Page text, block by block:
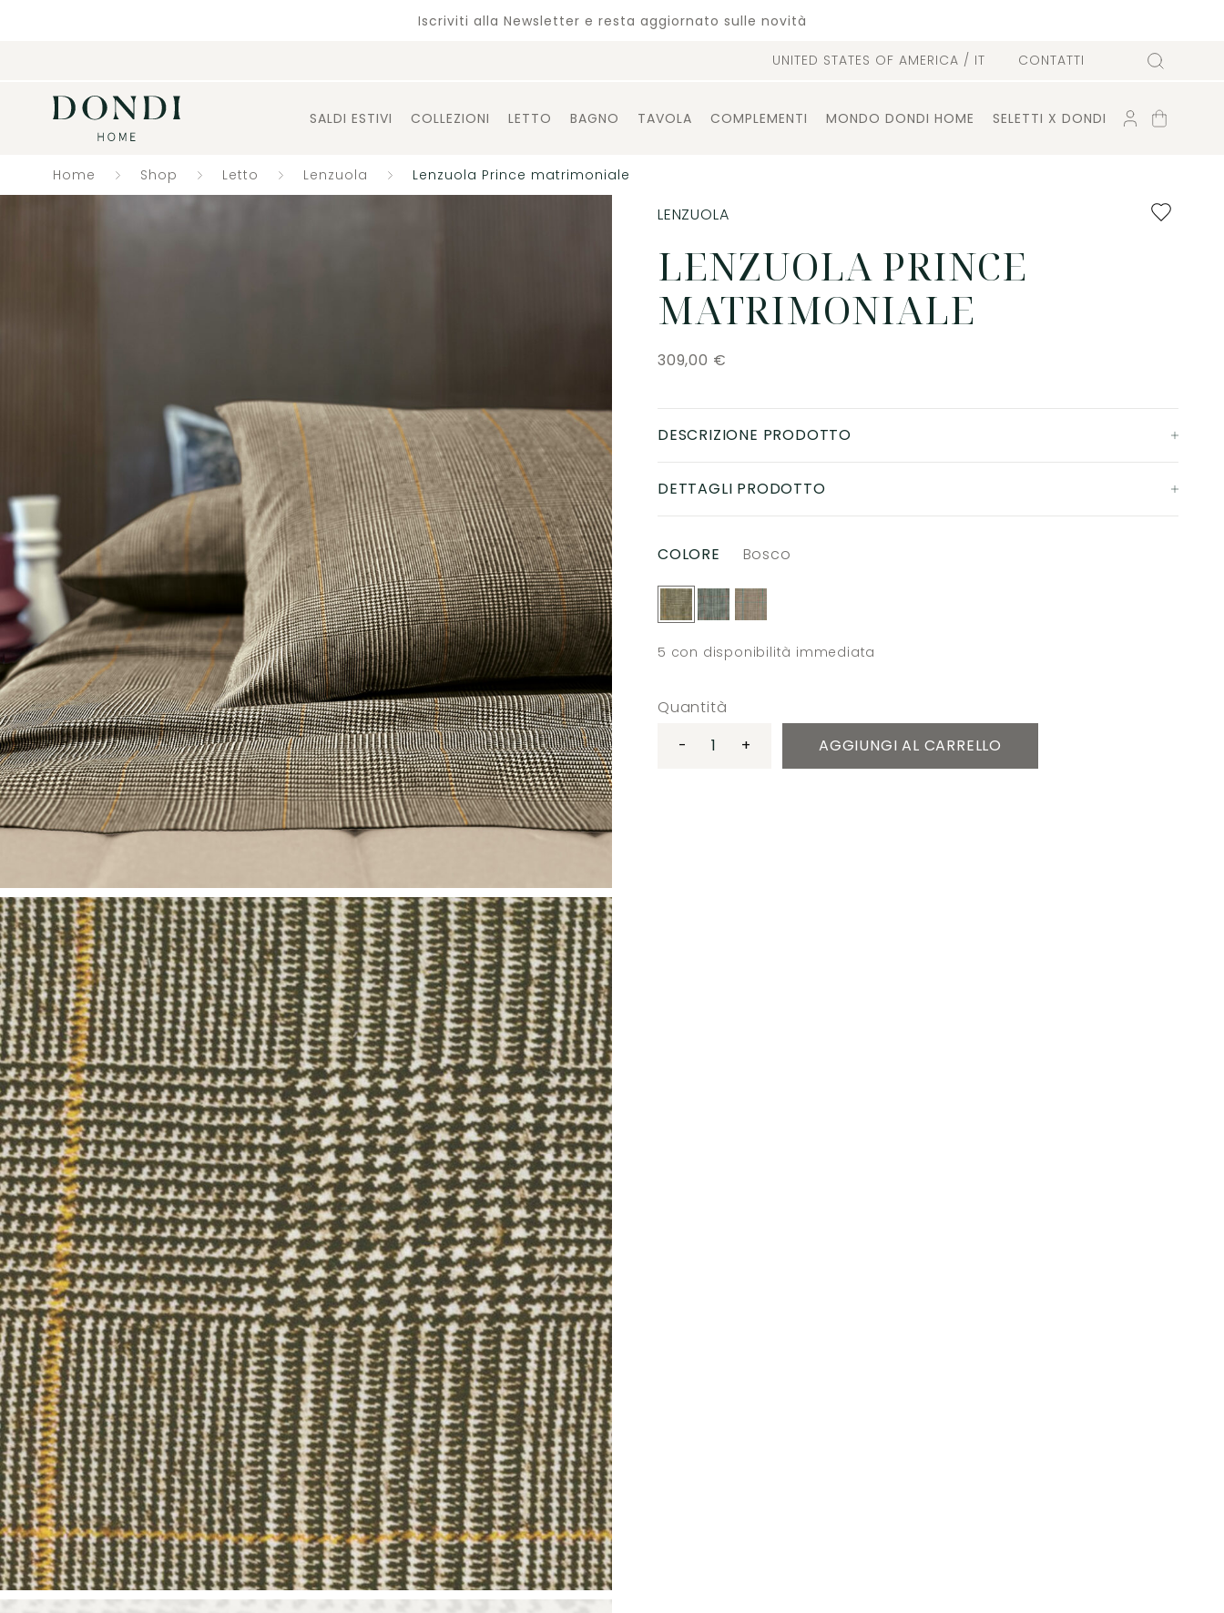
Iscriviti alla Newsletter e resta aggiornato sulle novità
UNITED STATES OF AMERICA / IT CONTATTI Cerca
SALDI ESTIVI COLLEZIONI LETTO BAGNO TAVOLA COMPLEMENTI MONDO DONDI HOME SELETTI X DONDI ACCOUNT
CARRELLO
Home Shop Letto Lenzuola Lenzuola Prince matrimoniale
Aggiungi
LENZUOLA PRINCE
MATRIMONIALE
LENZUOLA
309,00 €
DESCRIZIONE PRODOTTO
DETTAGLI PRODOTTO
COLORE Bosco
5 con disponibilità immediata
Quantità
-
+ AGGIUNGI AL CARRELLO